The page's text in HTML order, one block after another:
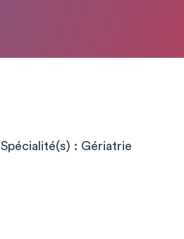
Spécialité(s) : Gériatrie